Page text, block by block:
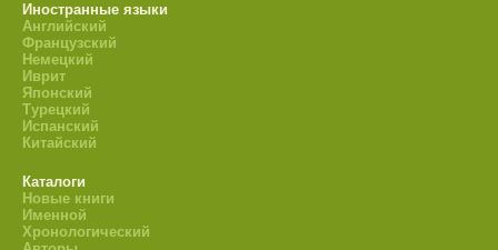
Иностранные языки
Английский
Французский
Немецкий
Иврит
Японский
Турецкий
Испанский
Китайский
Каталоги
Новые книги
Именной
Хронологический